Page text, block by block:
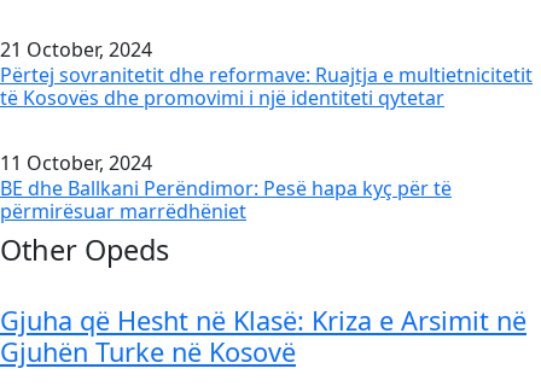
21 October, 2024
Përtej sovranitetit dhe reformave: Ruajtja e multietnicitetit
të Kosovës dhe promovimi i një identiteti qytetar
11 October, 2024
BE dhe Ballkani Perëndimor: Pesë hapa kyç për të
përmirësuar marrëdhëniet
Other Opeds
Gjuha që Hesht në Klasë: Kriza e Arsimit në
Gjuhën Turke në Kosovë